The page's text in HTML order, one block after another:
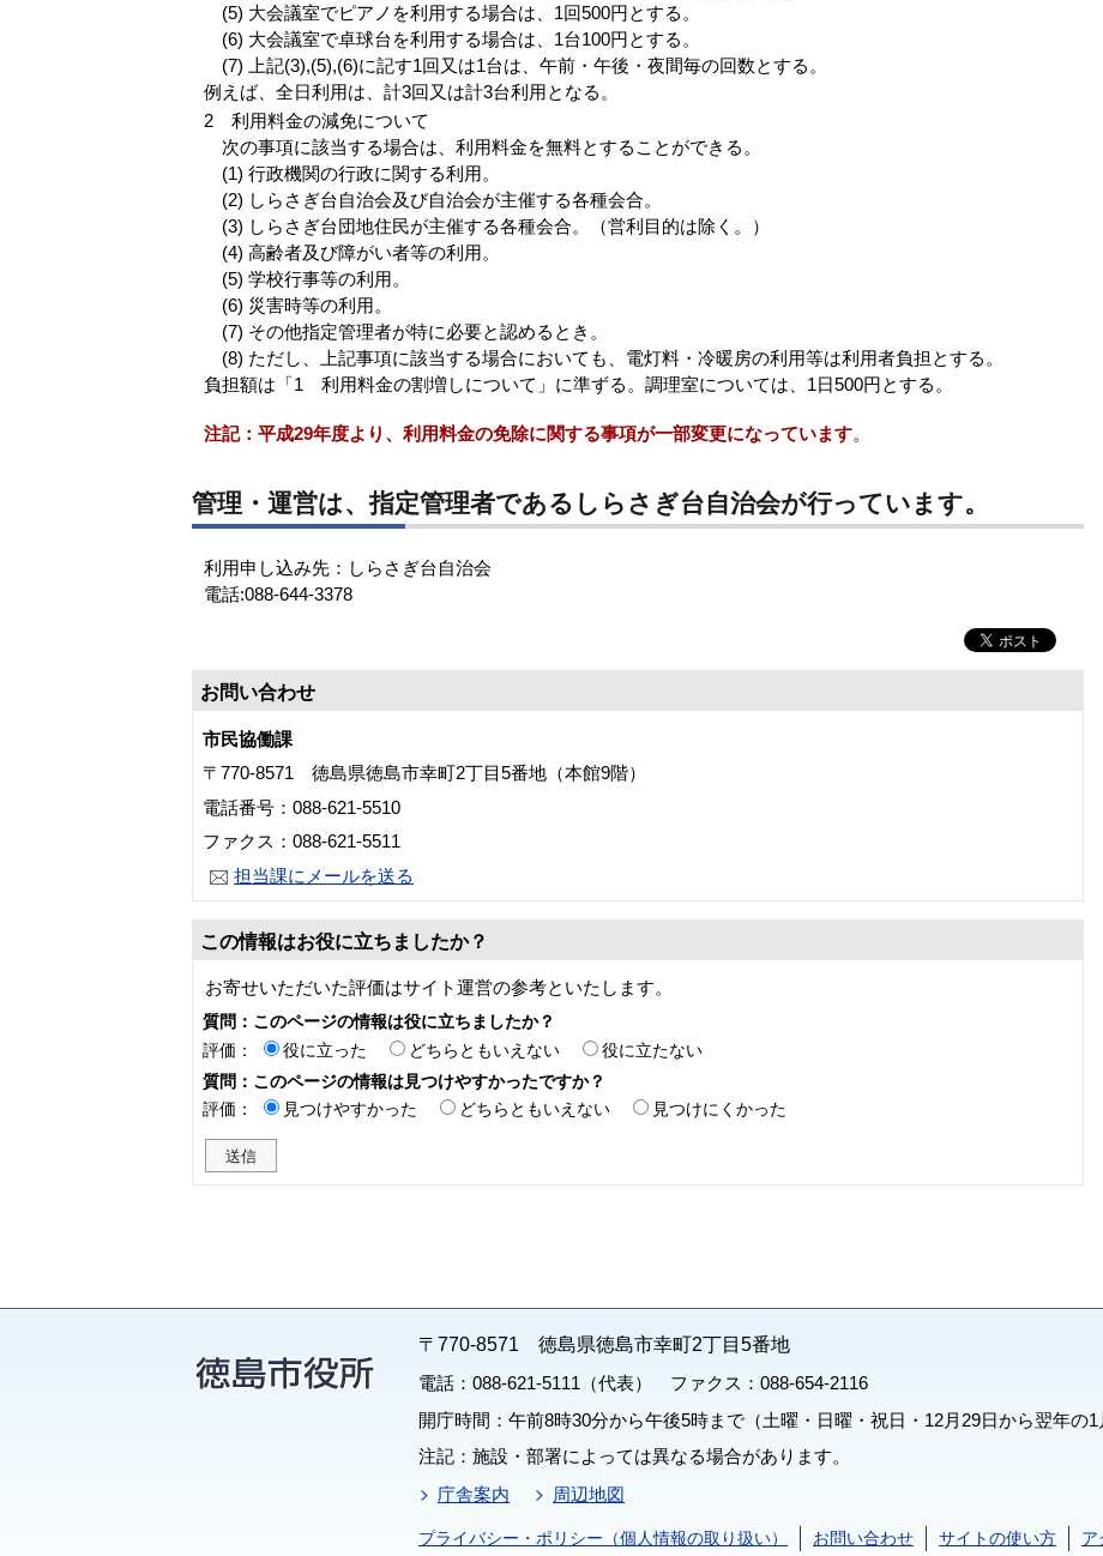
(5) 大会議室でピアノを利用する場合は、1回500円とする。
(6) 大会議室で卓球台を利用する場合は、1台100円とする。
(7) 上記(3),(5),(6)に記す1回又は1台は、午前・午後・夜間毎の回数とする。
例えば、全日利用は、計3回又は計3台利用となる。
2 利用料金の減免について
次の事項に該当する場合は、利用料金を無料とすることができる。
(1) 行政機関の行政に関する利用。
(2) しらさぎ台自治会及び自治会が主催する各種会合。
(3) しらさぎ台団地住民が主催する各種会合。（営利目的は除く。）
(4) 高齢者及び障がい者等の利用。
(5) 学校行事等の利用。
(6) 災害時等の利用。
(7) その他指定管理者が特に必要と認めるとき。
(8) ただし、上記事項に該当する場合においても、電灯料・冷暖房の利用等は利用者負担とする。
負担額は「1 利用料金の割増しについて」に準ずる。調理室については、1日500円とする。
注記：平成29年度より、利用料金の免除に関する事項が一部変更になっています。
管理・運営は、指定管理者であるしらさぎ台自治会が行っています。
利用申し込み先：しらさぎ台自治会
電話:088-644-3378
お問い合わせ
市民協働課
〒770-8571 徳島県徳島市幸町2丁目5番地（本館9階）
電話番号：088-621-5510
ファクス：088-621-5511
担当課にメールを送る
この情報はお役に立ちましたか？
お寄せいただいた評価はサイト運営の参考といたします。
質問：このページの情報は役に立ちましたか？
評価：
役に立った どちらともいえない
役に立たない
質問：このページの情報は見つけやすかったですか？
評価：
見つけやすかった どちらともいえない 見つけにくかった
〒770-8571 徳島県徳島市幸町2丁目5番地
電話：088-621-5111（代表） ファクス：088-654-2116
開庁時間：午前8時30分から午後5時まで（土曜・日曜・祝日・12月29日から翌年の1
注記：施設・部署によっては異なる場合があります。
庁舎案内
周辺地図
プライバシー・ポリシー（個人情報の取り扱い） お問い合わせ サイトの使い方 ア